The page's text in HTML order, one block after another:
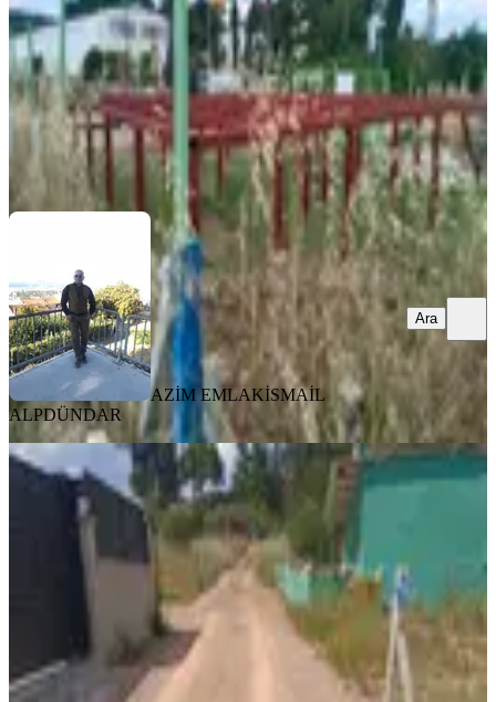
1.100.000 ₺
AZİM EMLAK İSMAİL ALPDÜNDAR
AZİM EMLAKİSMAİL
ALPDÜNDAR
Ara
TAKASLI
Karacaağaç'ta Satılık 210 Metre
Bahçe
Buca, Karacaağaç Mahallesi
·40.476/m² · 29.05.2026
8.500.000 ₺